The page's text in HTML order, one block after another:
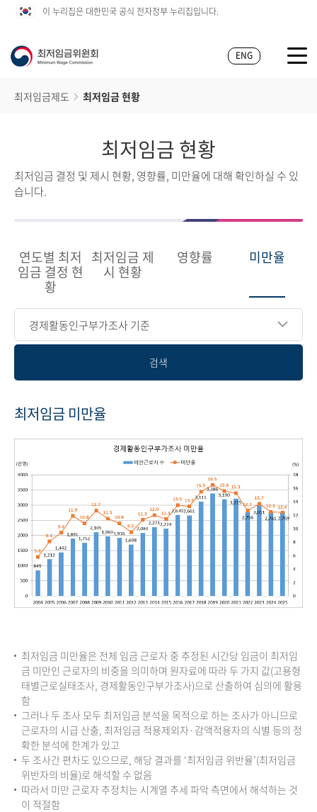
이 누리집은 대한민국 공식 전자정부 누리집입니다.
ENG
최저임금제도 최저임금 현황
최저임금 현황
최저임금 결정 및 제시 현황, 영향률, 미만율에 대해 확인하실 수 있
습니다.
연도별 최저
임금 결정 현
황
최저임금 제
시 현황
영향률 미만율
경제활동인구부가조사 기준
검색
최저임금 미만율
최저임금 미만율은 전체 임금 근로자 중 추정된 시간당 임금이 최저임
금 미만인 근로자의 비중을 의미하며 원자료에 따라 두 가지 값(고용형
태별근로실태조사, 경제활동인구부가조사)으로 산출하여 심의에 활용
함
그러나 두 조사 모두 최저임금 분석을 목적으로 하는 조사가 아니므로
근로자의 시급 산출, 최저임금 적용제외자·감액적용자의 식별 등의 정
확한 분석에 한계가 있고
두 조사간 편차도 있으므로, 해당 결과를 ‘최저임금 위반율’(최저임금
위반자의 비율)로 해석할 수 없음
따라서 미만 근로자 추정치는 시계열 추세 파악 측면에서 해석하는 것
이 적절함